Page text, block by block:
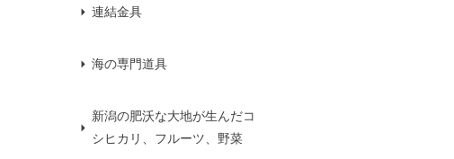
連結金具
海の専門道具
新潟の肥沃な大地が生んだコ
シヒカリ、フルーツ、野菜